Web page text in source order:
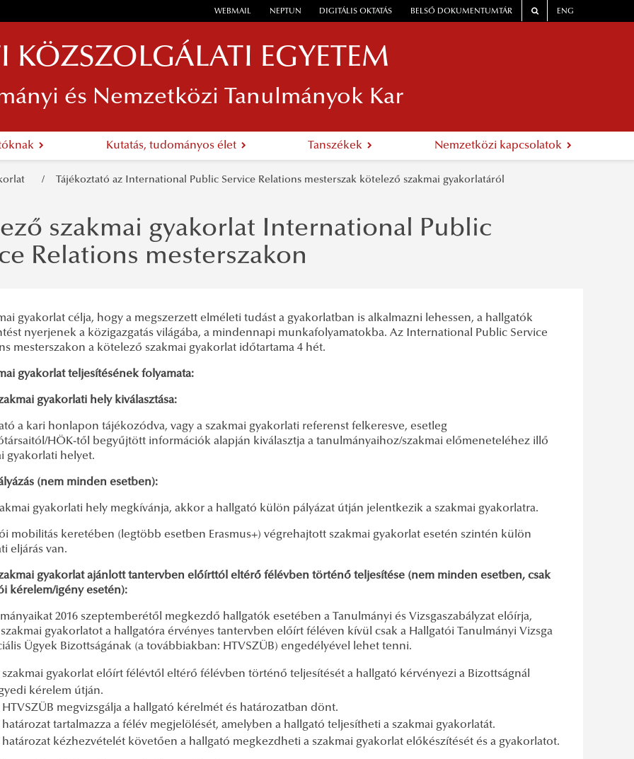
WEBMAIL NEPTUN DIGITÁLIS OKTATÁS BELSŐ DOKUMENTUMTÁR ENG
KÖZSZOLGÁLATI EGYETEM
és Nemzetközi Tanulmányok Kar
Kutatás, tudományos élet Tanszékek Nemzetközi kapcsolatok
Tájékoztató az International Public Service Relations mesterszak kötelező szakmai gyakorlatáról
szakmai gyakorlat International Public
Relations mesterszakon
gyakorlat célja, hogy a megszerzett elméleti tudást a gyakorlatban is alkalmazni lehessen, a hallgatók
nyerjenek a közigazgatás világába, a mindennapi munkafolyamatokba. Az International Public Service
mesterszakon a kötelező szakmai gyakorlat időtartama 4 hét.
gyakorlat teljesítésének folyamata:
gyakorlati hely kiválasztása:
a kari honlapon tájékozódva, vagy a szakmai gyakorlati referenst felkeresve, esetleg
HÖK-től begyűjtött információk alapján kiválasztja a tanulmányaihoz/szakmai előmeneteléhez illő
gyakorlati helyet.
(nem minden esetben):
gyakorlati hely megkívánja, akkor a hallgató külön pályázat útján jelentkezik a szakmai gyakorlatra.
mobilitás keretében (legtöbb esetben Erasmus+) végrehajtott szakmai gyakorlat esetén szintén külön
eljárás van.
gyakorlat ajánlott tantervben előírttól eltérő félévben történő teljesítése (nem minden esetben, csak
kérelem/igény esetén):
2016 szeptemberétől megkezdő hallgatók esetében a Tanulmányi és Vizsgaszabályzat előírja,
gyakorlatot a hallgatóra érvényes tantervben előírt féléven kívül csak a Hallgatói Tanulmányi Vizsga
Ügyek Bizottságának (a továbbiakban: HTVSZÜB) engedélyével lehet tenni.
szakmai gyakorlat előírt félévtől eltérő félévben történő teljesítését a hallgató kérvényezi a Bizottságnál
kérelem útján.
HTVSZÜB megvizsgálja a hallgató kérelmét és határozatban dönt.
határozat tartalmazza a félév megjelölését, amelyben a hallgató teljesítheti a szakmai gyakorlatát.
határozat kézhezvételét követően a hallgató megkezdheti a szakmai gyakorlat előkészítését és a gyakorlatot.